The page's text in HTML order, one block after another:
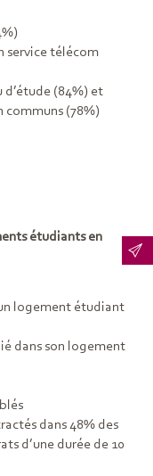
service télécom
(84%) et
communs (78%)
étudiants en
logement étudiant
dans son logement
dans 48% des
d’une durée de 10